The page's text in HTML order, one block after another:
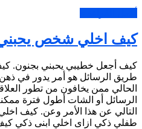
كيف اخلي شخص
كيف أجعل خطيبي يحبني بجنون.
طريق الرسائل هو أمر يدور في
الحالي ممن يخافون من تطور
الرسائل أو الشات أطول فترة
التالي عن هذا الأمر وعن. كيف
طفلي ذكي ازاى اخلي ابنى ذكي